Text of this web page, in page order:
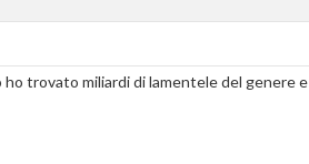
ho trovato miliardi di lamentele del genere e